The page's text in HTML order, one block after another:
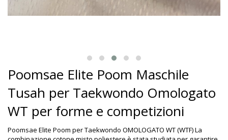
Poomsae Elite Poom Maschile
Tusah per Taekwondo Omologato
WT per forme e competizioni
Poomsae Elite Poom per Taekwondo OMOLOGATO WT (WTF) La